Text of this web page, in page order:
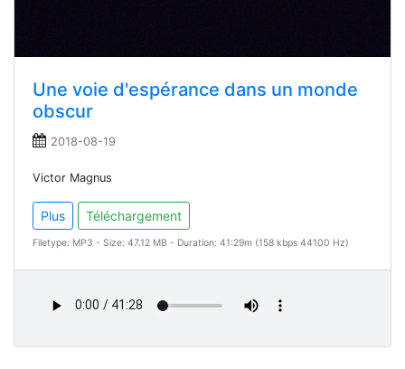
Une voie d'espérance dans un monde
obscur
2018-08-19
Victor Magnus
Plus Téléchargement
Filetype: MP3 - Size: 47.12 MB - Duration: 41:29m (158 kbps 44100 Hz)